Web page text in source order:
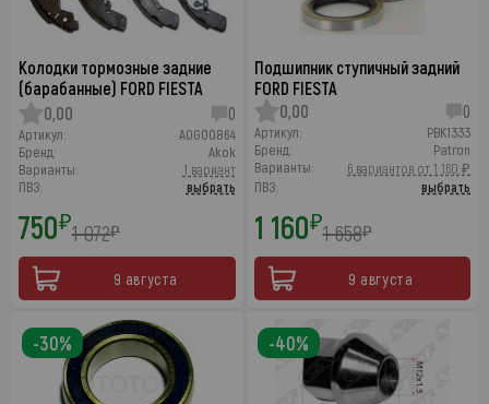
Колодки тормозные задние
(барабанные) FORD FIESTA
0,00
0
Артикул:
AOG00864
Бренд:
Akok
Варианты:
1 вариант
ПВЗ:
выбрать
750₽1 072₽
9 августа
Подшипник ступичный задний
FORD FIESTA
0,00
0
Артикул:
PBK1333
Бренд:
Patron
Варианты:
6 вариантов от 1 160 ₽
ПВЗ:
выбрать
1 160₽1 658₽
9 августа
-30% -40%